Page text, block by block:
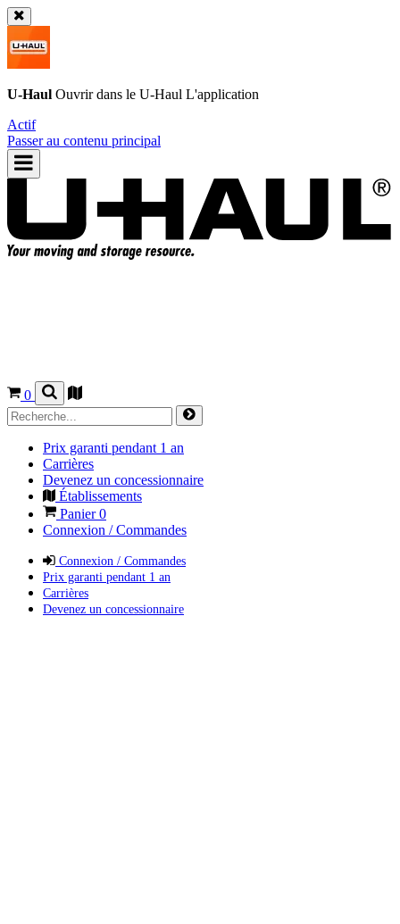
U-Haul Ouvrir dans le U-Haul L'application
Actif
Passer au contenu principal
0
Prix garanti pendant 1 an
Carrières
Devenez un concessionnaire
Établissements
Panier0
Connexion / Commandes
Connexion / Commandes
Prix garanti pendant 1 an
Carrières
Devenez un concessionnaire